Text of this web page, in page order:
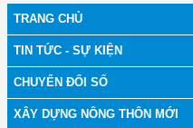
TRANG CHỦ
TIN TỨC - SỰ KIỆN
CHUYỂN ĐỔI SỐ
XÂY DỰNG NÔNG THÔN MỚI